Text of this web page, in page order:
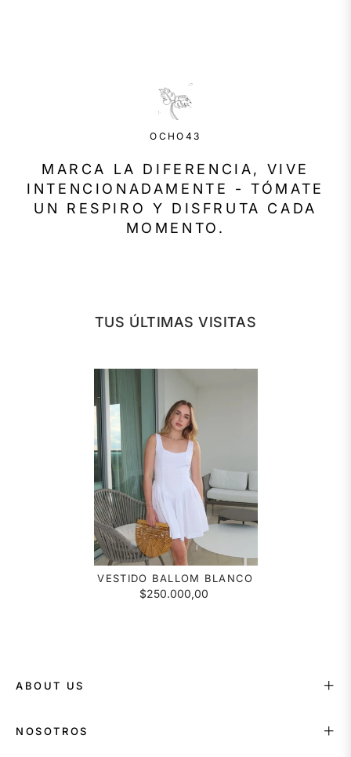
OCHO43
MARCA LA DIFERENCIA, VIVE
INTENCIONADAMENTE - TÓMATE
UN RESPIRO Y DISFRUTA CADA
MOMENTO.
TUS ÚLTIMAS VISITAS
VESTIDO BALLOM BLANCO
$250.000,00
ABOUT US
NOSOTROS